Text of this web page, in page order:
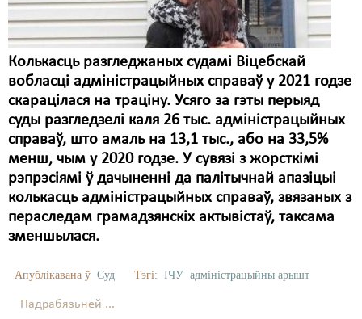
Колькасць разгледжаных судамі Віцебскай
вобласці адміністрацыйных справаў у 2021 годзе
скарацілася на траціну. Усяго за гэты перыяд
суды разгледзелі каля 26 тыс. адміністрацыйных
справаў, што амаль на 13,1 тыс., або на 33,5%
менш, чым у 2020 годзе. У сувязі з жорсткімі
рэпрэсіямі ў дачыненні да палітычнай апазіцыі
колькасць адміністрацыйных справаў, звязаных з
пераследам грамадзянскіх актывістаў, таксама
зменшылася.
Апублікавана ў Суд Тэгі: ІЧУ адміністрацыйны арышт
Падрабязьней ...